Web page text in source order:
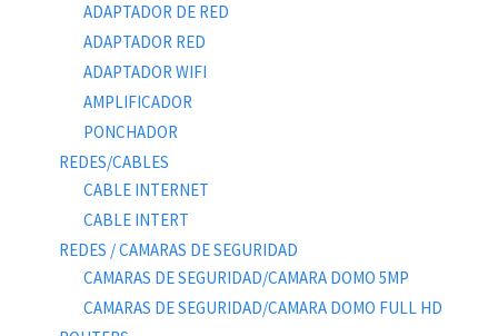
ADAPTADOR DE RED
ADAPTADOR RED
ADAPTADOR WIFI
AMPLIFICADOR
PONCHADOR
REDES/CABLES
CABLE INTERNET
CABLE INTERT
REDES / CAMARAS DE SEGURIDAD
CAMARAS DE SEGURIDAD/CAMARA DOMO 5MP
CAMARAS DE SEGURIDAD/CAMARA DOMO FULL HD